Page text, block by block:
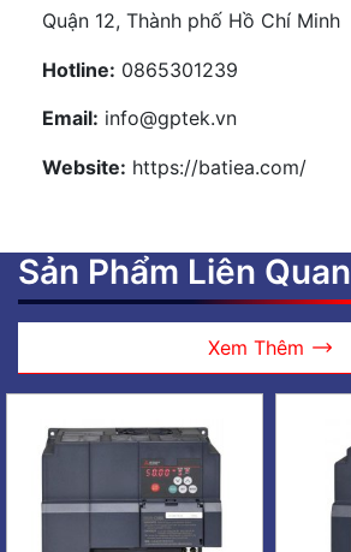
Quận 12, Thành phố Hồ Chí Minh
Hotline: 0865301239
Email: info@gptek.vn
Website: https://batiea.com/
Sản Phẩm Liên Quan
Xem Thêm